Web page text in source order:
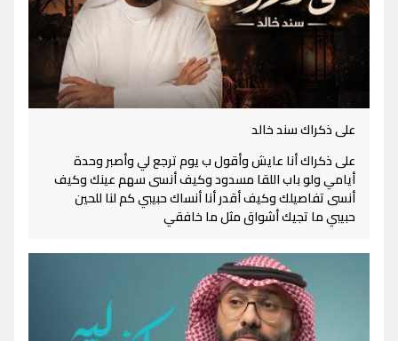
على ذكراك سند خالد
على ذكراك أنا عايش وأقول ب يوم ترجع لي وأصبر وحدة
أيامي ولو باب اللقا مسدود وكيف أنسى سهم عينك وكيف
أنسى تفاصيلك وكيف أقدر أنا أنساك حبيبي كم لنا للحين
حبيبي ما تجيك أشواق مثل ما خافقي